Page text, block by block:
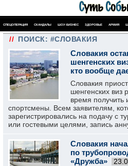
СПЕЦОПЕРАЦИЯ СКАНДАЛЫ ШОУ-БИЗНЕС ЗДОРОВЬЕ АРМИЯ
// ПОИСК: #СЛОВАКИЯ
Словакия
шенгенских
кто вообще
Словакия
шенгенских
время получить
спортсмены. Всем заявителям,
зарегистрировались на подачу с
или гостевыми целями, запись
Словакия
по
«Дружба»